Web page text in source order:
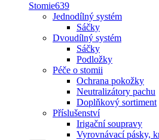
Stomie639
Jednodílný systém
Sáčky
Dvoudílný systém
Sáčky
Podložky
Péče o stomii
Ochrana pokožky
Neutralizátory pachu
Doplňkový sortiment
Příslušenství
Irigační soupravy
Vyrovnávací pásky,